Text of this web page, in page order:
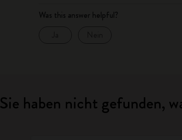
Was this answer helpful?
Sie haben nicht gefunden,